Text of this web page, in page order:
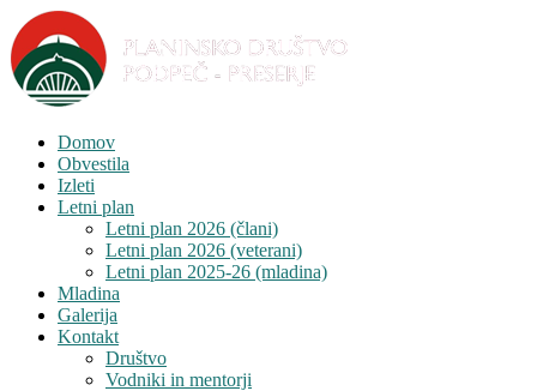
Domov
Obvestila
Izleti
Letni plan
Letni plan 2026 (člani)
Letni plan 2026 (veterani)
Letni plan 2025-26 (mladina)
Mladina
Galerija
Kontakt
Društvo
Vodniki in mentorji